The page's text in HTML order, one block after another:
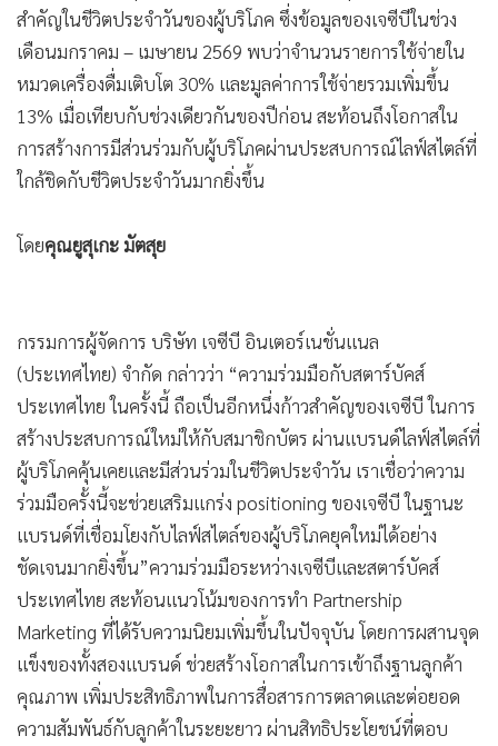
• News1
• Gotomanager
เน้นการเข้าถึงกลุ่มคนเมืองและคนรุ่นใหม่ที่ให้ความสำคัญทั้ง
ด้านความสะดวกสบายและประสบการณ์ที่ตอบโจทย์ไลฟ์สไตล์
โดยได้รับแรงหนุนจากแนวโน้มการเติบโตของการใช้จ่ายผ่าน
บัตรเครดิตในกลุ่มร้านเครื่องดื่ม ซึ่งเป็นหมวดธุรกิจที่มีบทบาท
สำคัญในชีวิตประจำวันของผู้บริโภค ซึ่งข้อมูลของเจซีบีในช่วง
เดือนมกราคม – เมษายน 2569 พบว่าจำนวนรายการใช้จ่ายใน
13% เมื่อเทียบกับช่วงเดียวกันของปีก่อน สะท้อนถึงโอกาสใน
โดยคุณยูสุเกะ มัตสุย
กรรมการผู้จัดการ บริษัท เจซีบี อินเตอร์เนชั่นแนล
(ประเทศไทย) จำกัด กล่าวว่า “ความร่วมมือกับสตาร์บัคส์
ประเทศไทย ในครั้งนี้ ถือเป็นอีกหนึ่งก้าวสำคัญของเจซีบี ในการ
สร้างประสบการณ์ใหม่ให้กับสมาชิกบัตร ผ่านแบรนด์ไลฟ์สไตล์ที่
ผู้บริโภคคุ้นเคยและมีส่วนร่วมในชีวิตประจำวัน เราเชื่อว่าความ
ร่วมมือครั้งนี้จะช่วยเสริมแกร่ง positioning ของเจซีบี ในฐานะ
แบรนด์ที่เชื่อมโยงกับไลฟ์สไตล์ของผู้บริโภคยุคใหม่ได้อย่าง
ชัดเจนมากยิ่งขึ้น”ความร่วมมือระหว่างเจซีบีและสตาร์บัคส์
ประเทศไทย สะท้อนแนวโน้มของการทำ Partnership